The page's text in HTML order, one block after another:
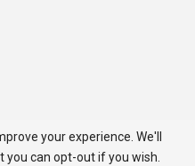
your experience. We'll
can opt-out if you wish.